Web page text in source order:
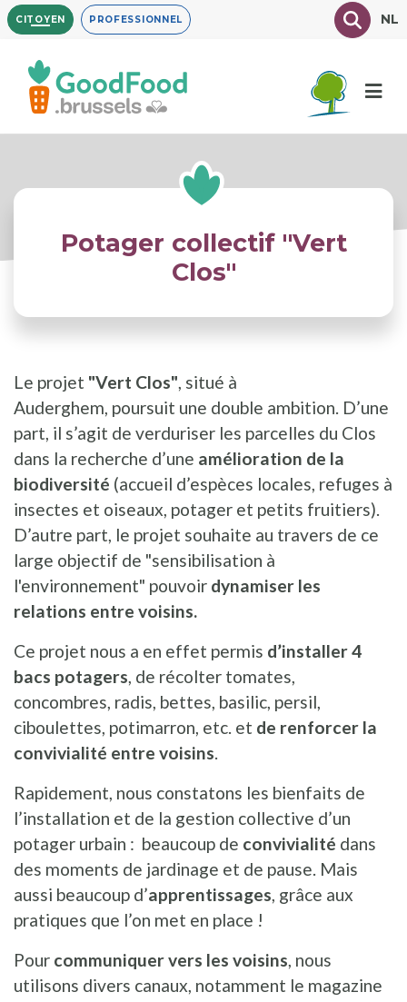
Aller
au
contenu
principal
CITOYEN PROFESSIONNEL TexteNL
Potager collectif "Vert
Clos"
Le projet "Vert Clos", situé à
Auderghem, poursuit une double ambition. D’une
part, il s’agit de verduriser les parcelles du Clos
dans la recherche d’une amélioration de la
biodiversité (accueil d’espèces locales, refuges à
insectes et oiseaux, potager et petits fruitiers).
D’autre part, le projet souhaite au travers de ce
large objectif de "sensibilisation à
l'environnement" pouvoir dynamiser les
relations entre voisins.
Ce projet nous a en effet permis d’installer 4
bacs potagers, de récolter tomates,
concombres, radis, bettes, basilic, persil,
ciboulettes, potimarron, etc. et de renforcer la
convivialité entre voisins.
Rapidement, nous constatons les bienfaits de
l’installation et de la gestion collective d’un
potager urbain : beaucoup de convivialité dans
des moments de jardinage et de pause. Mais
aussi beaucoup d’apprentissages, grâce aux
pratiques que l’on met en place !
Pour communiquer vers les voisins, nous
utilisons divers canaux, notamment le magazine